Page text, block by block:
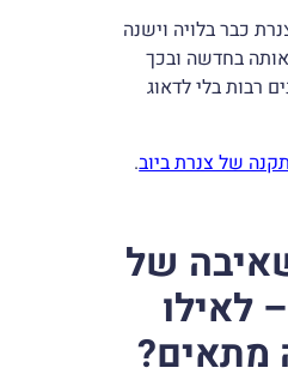
כבר בלויה וישנה
בחדשה ובכך
רבות בלי לדאוג
של צנרת ביוב.
של
לאילו
מתאים?